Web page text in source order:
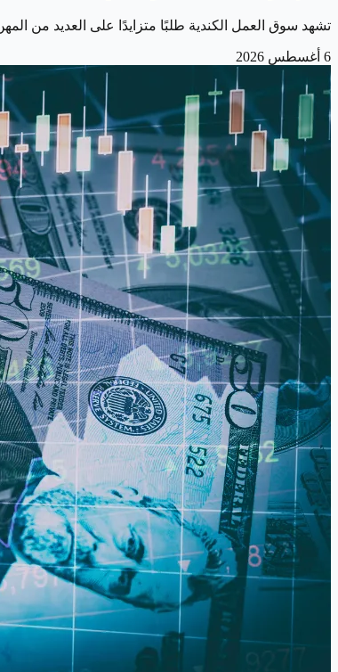
تشهد سوق العمل الكندية طلبًا متزايدًا على العديد من
6 أغسطس 2026